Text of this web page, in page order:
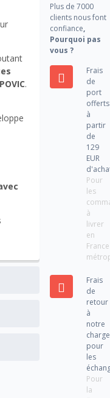
.
Plus de 7000
clients nous font
confiance,
Pourquoi pas
vous ?
Frais
de
port
offerts
à
partir
de
129
EUR
Pour
les
à
livrer
en
France
Frais
de
retour
à
notre
charge
pour
les
Pour
la